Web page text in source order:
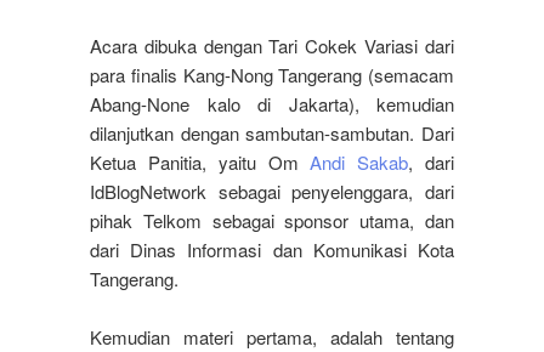
Acara dibuka dengan Tari Cokek Variasi dari
para finalis Kang-Nong Tangerang (semacam
Abang-None kalo di Jakarta), kemudian
dilanjutkan dengan sambutan-sambutan. Dari
Ketua Panitia, yaitu OmAndi Sakab, dari
IdBlogNetwork sebagai penyelenggara, dari
pihak Telkom sebagai sponsor utama, dan
dari Dinas Informasi dan Komunikasi Kota
Tangerang.
Kemudian materi pertama, adalah tentang